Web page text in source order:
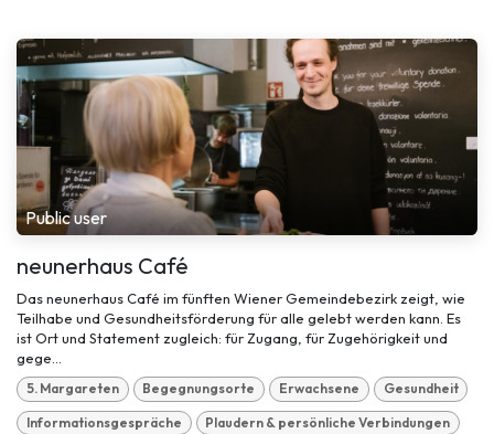
Public user
neunerhaus Café
Das neunerhaus Café im fünften Wiener Gemeindebezirk zeigt, wie
Teilhabe und Gesundheitsförderung für alle gelebt werden kann. Es
ist Ort und Statement zugleich: für Zugang, für Zugehörigkeit und
gege...
5. Margareten Begegnungsorte Erwachsene Gesundheit
Informationsgespräche Plaudern & persönliche Verbindungen